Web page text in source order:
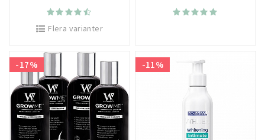
Flera varianter
-17% -11%